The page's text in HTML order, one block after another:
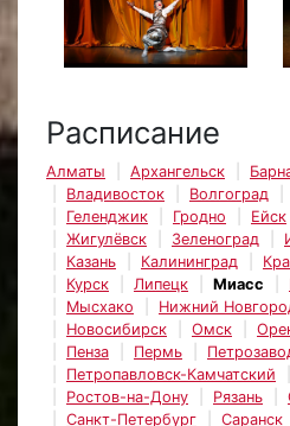
Расписание
Алматы Архангельск
Владивосток
Волгоград
Геленджик
Гродно Ейск
Жигулёвск
Зеленоград
Казань
Калининград
Курск
Липецк Миасс
Мысхако
Нижний
Новосибирск
Омск
Пенза
Пермь
Петропавловск-Камчатский
Ростов-на-Дону
Рязань
Санкт-Петербург
Саранск